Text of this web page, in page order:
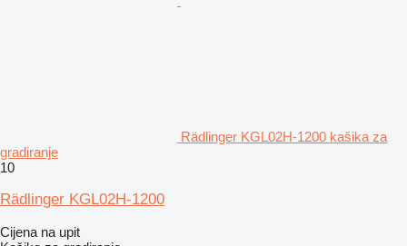
Rädlinger KGL02H-1200 kašika za
gradiranje
10
Rädlinger KGL02H-1200
Cijena na upit